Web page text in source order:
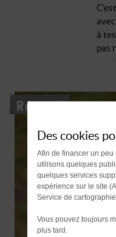
à
pas
Réservé
Des cookies
Afin de financer un
utilisons quelques
quelques services
expérience sur le site
Service de
Vous pouvez toujours
plus tard.